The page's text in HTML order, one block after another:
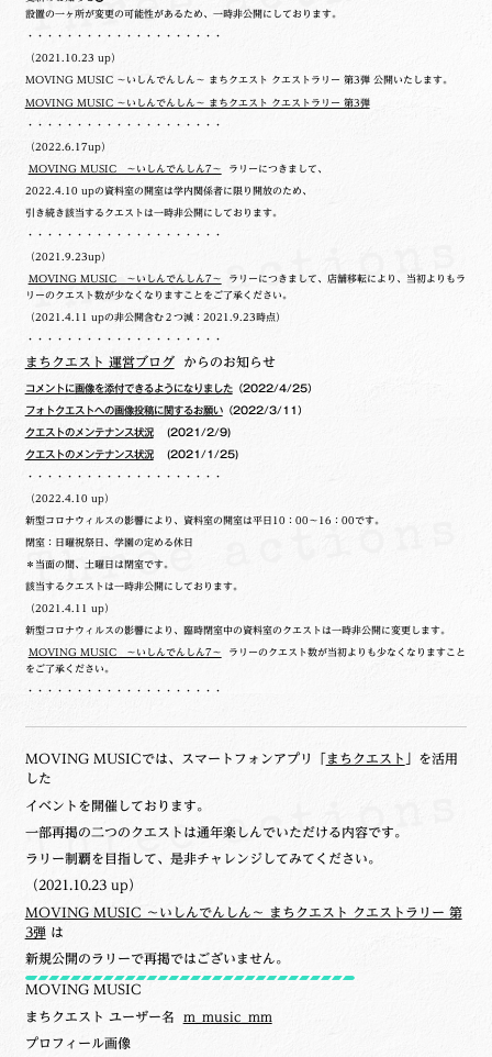
設置の一ヶ所が変更の可能性があるため、一時非公開にしております。
・・・・・・・・・・・・・・・・・・・・
（2021.10.23 up）
MOVING MUSIC ～いしんでんしん～ まちクエスト クエストラリー 第3弾 公開いたします。
MOVING MUSIC ～いしんでんしん～ まちクエスト クエストラリー 第3弾
・・・・・・・・・・・・・・・・・・・・
（2022.6.17up）
MOVING MUSIC ～いしんでんしん7～ ラリーにつきまして、
2022.4.10 upの資料室の開室は学内関係者に限り開放のため、
引き続き該当するクエストは一時非公開にしております。
・・・・・・・・・・・・・・・・・・・・
（2021.9.23up）
MOVING MUSIC ～いしんでんしん7～ ラリーにつきまして、店舗移転により、当初よりもラ
リーのクエスト数が少なくなりますことをご了承ください。
（2021.4.11 upの非公開含む２つ減：2021.9.23時点）
・・・・・・・・・・・・・・・・・・・・
まちクエスト 運営ブログからのお知らせ
コメントに画像を添付できるようになりました（2022/4/25）
フォトクエストへの画像投稿に関するお願い（2022/3/11）
クエストのメンテナンス状況(2021/2/9)
クエストのメンテナンス状況(2021/1/25)
・・・・・・・・・・・・・・・・・・・・
（2022.4.10 up）
新型コロナウィルスの影響により、資料室の開室は平日10：00～16：00です。
閉室：日曜祝祭日、学園の定める休日
＊当面の間、土曜日は閉室です。
該当するクエストは一時非公開にしております。
（2021.4.11 up）
新型コロナウィルスの影響により、臨時閉室中の資料室のクエストは一時非公開に変更します。
MOVING MUSIC ～いしんでんしん7～ ラリーのクエスト数が当初よりも少なくなりますこと
をご了承ください。
・・・・・・・・・・・・・・・・・・・・
MOVING MUSICでは、スマートフォンアプリ「 まちクエスト
」を活用
した
イベントを開催しております。
一部再掲の二つのクエストは通年楽しんでいただける内容です。
ラリー制覇を目指して、是非チャレンジしてみてください。
（2021.10.23 up）
MOVING MUSIC ～いしんでんしん～ まちクエスト クエストラリー 第
3弾 は
新規公開のラリーで再掲ではございません。
MOVING MUSIC
まちクエスト ユーザー名 m_music_mm
プロフィール画像